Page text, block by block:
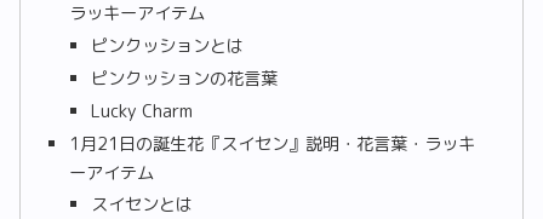
ラッキーアイテム
ピンクッションとは
ピンクッションの花言葉
Lucky Charm
1月21日の誕生花『スイセン』説明・花言葉・ラッキ
ーアイテム
スイセンとは